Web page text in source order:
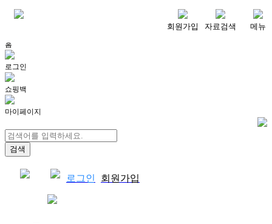
회원가입 자료검색 메뉴
홈
로그인
쇼핑백
마이페이지
로그인 회원가입